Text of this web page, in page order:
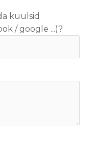
kuulsid
/ google ...)?